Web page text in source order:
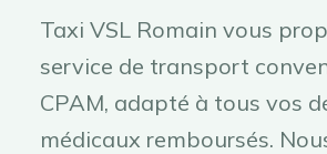
Taxi VSL Romain vous
service de transport
CPAM, adapté à tous vos
médicaux remboursés.